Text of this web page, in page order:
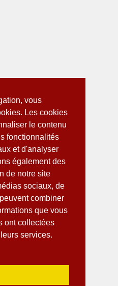
vous
Les cookies
le contenu
fonctionnalités
et d'analyser
également des
de notre site
sociaux, de
combiner
que vous
ont collectées
services.